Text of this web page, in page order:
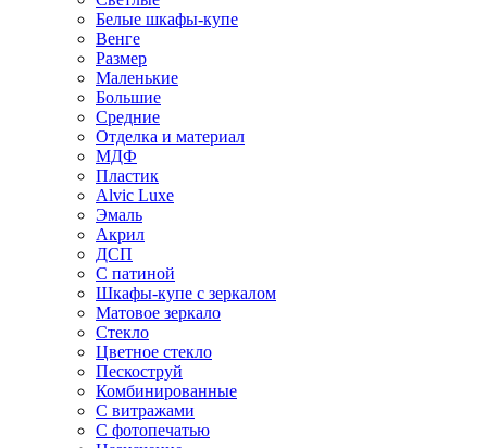
Белые шкафы-купе
Венге
Размер
Маленькие
Большие
Средние
Отделка и материал
МДФ
Пластик
Alvic Luxe
Эмаль
Акрил
ДСП
С патиной
Шкафы-купе с зеркалом
Матовое зеркало
Стекло
Цветное стекло
Пескоструй
Комбинированные
С витражами
С фотопечатью